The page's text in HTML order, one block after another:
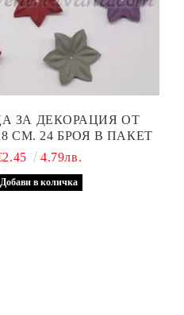
ЗА ДЕКОРАЦИЯ ОТ
СМ. 24 БРОЯ В ПАКЕТ
4.79лв.